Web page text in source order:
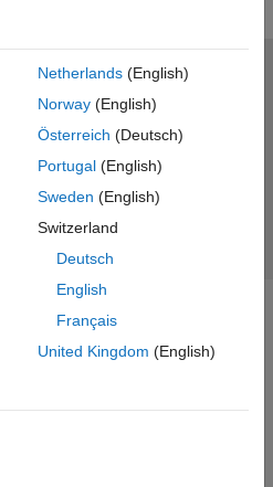
Netherlands(English)
Norway(English)
Österreich (Deutsch)
Portugal(English)
Sweden (English)
Switzerland
Deutsch
English
Français
United Kingdom (English)
プライバシー ポリシー
ーション ステータス
Inc.